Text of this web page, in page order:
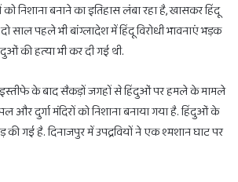
निशाना बनाने का इतिहास लंबा रहा है, खासकर हिंदू
साल पहले भी बांग्लादेश में हिंदू विरोधी भावनाएं भड़क
की हत्या भी कर दी गई थी.
के बाद सैकड़ों जगहों से हिंदुओं पर हमले के मामले
दुर्गा मंदिरों को निशाना बनाया गया है. हिंदुओं के
गई है. दिनाजपुर में उपद्रवियों ने एक श्मशान घाट पर